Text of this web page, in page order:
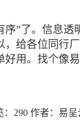
序”了。信息
，给各位同行
好用。找个像
：290 作者：易呈